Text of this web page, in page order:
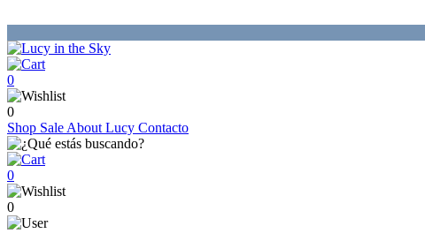
0
0
Shop Sale About Lucy Contacto
0
0